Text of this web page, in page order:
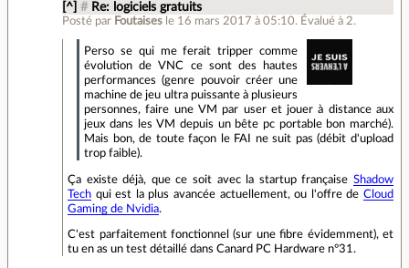
[^] # Re: logiciels gratuits
Posté par Foutaises le 16 mars 2017 à 05:10. Évalué à 2.
Perso se qui me ferait tripper comme
évolution de VNC ce sont des hautes
performances (genre pouvoir créer une
machine de jeu ultra puissante à plusieurs
personnes, faire une VM par user et jouer à distance aux
jeux dans les VM depuis un bête pc portable bon marché).
Mais bon, de toute façon le FAI ne suit pas (débit d'upload
trop faible).
Ça existe déjà, que ce soit avec la startup française Shadow
Tech qui est la plus avancée actuellement, ou l'offre de Cloud
Gaming de Nvidia.
C'est parfaitement fonctionnel (sur une fibre évidemment), et
tu en as un test détaillé dans Canard PC Hardware n°31.